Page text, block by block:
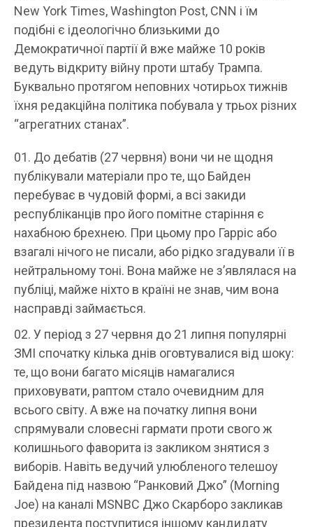
New York Times, Washington Post, CNN і їм
подібні є ідеологічно близькими до
Демократичної партії й вже майже 10 років
ведуть відкриту війну проти штабу Трампа.
Буквально протягом неповних чотирьох тижнів
їхня редакційна політика побувала у трьох різних
“агрегатних станах”.
До дебатів (27 червня) вони чи не щодня
публікували матеріали про те, що Байден
перебуває в чудовій формі, а всі закиди
республіканців про його помітне старіння є
нахабною брехнею. При цьому про Гарріс або
взагалі нічого не писали, або рідко згадували її в
нейтральному тоні. Вона майже не з’являлася на
публіці, майже ніхто в країні не знав, чим вона
насправді займається.
У період з 27 червня до 21 липня популярні
ЗМІ спочатку кілька днів оговтувалися від шоку:
те, що вони багато місяців намагалися
приховувати, раптом стало очевидним для
всього світу. А вже на початку липня вони
спрямували словесні гармати проти свого ж
колишнього фаворита із закликом знятися з
виборів. Навіть ведучий улюбленого телешоу
Байдена під назвою “Ранковий Джо” (Morning
Joe) на каналі MSNBC Джо Скарборо закликав
президента поступитися іншому кандидату